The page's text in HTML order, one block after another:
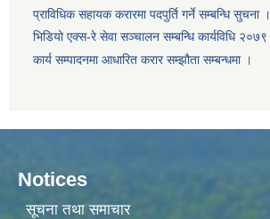
प्राविधिक सहायक करारमा पदपुर्ति गर्ने सम्बन्धि सुचना ।
भिडियो एक्स-रे सेवा सञ्चालन सम्बन्धि कार्यविधि २०७९
कार्य सम्पादनमा आधारित करार सम्झौता सम्बन्धमा ।
Notices
सूचना तथा समाचार